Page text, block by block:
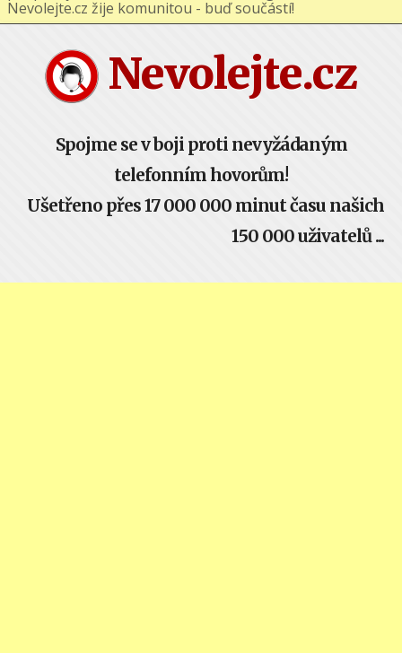
Nevolejte.cz
Spojme se v boji proti nevyžádaným
telefonním hovorům!
Ušetřeno přes 17 000 000 minut času našich
150 000 uživatelů ...
Nevolejte.cz žije komunitou - buď součástí!